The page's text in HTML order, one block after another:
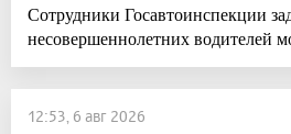
Сотрудники Госавтоинспекции
несовершеннолетних водителей
12:53, 6 авг 2026